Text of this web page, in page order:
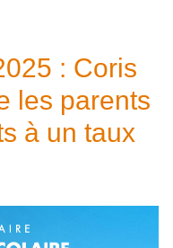
: Coris
les parents
à un taux